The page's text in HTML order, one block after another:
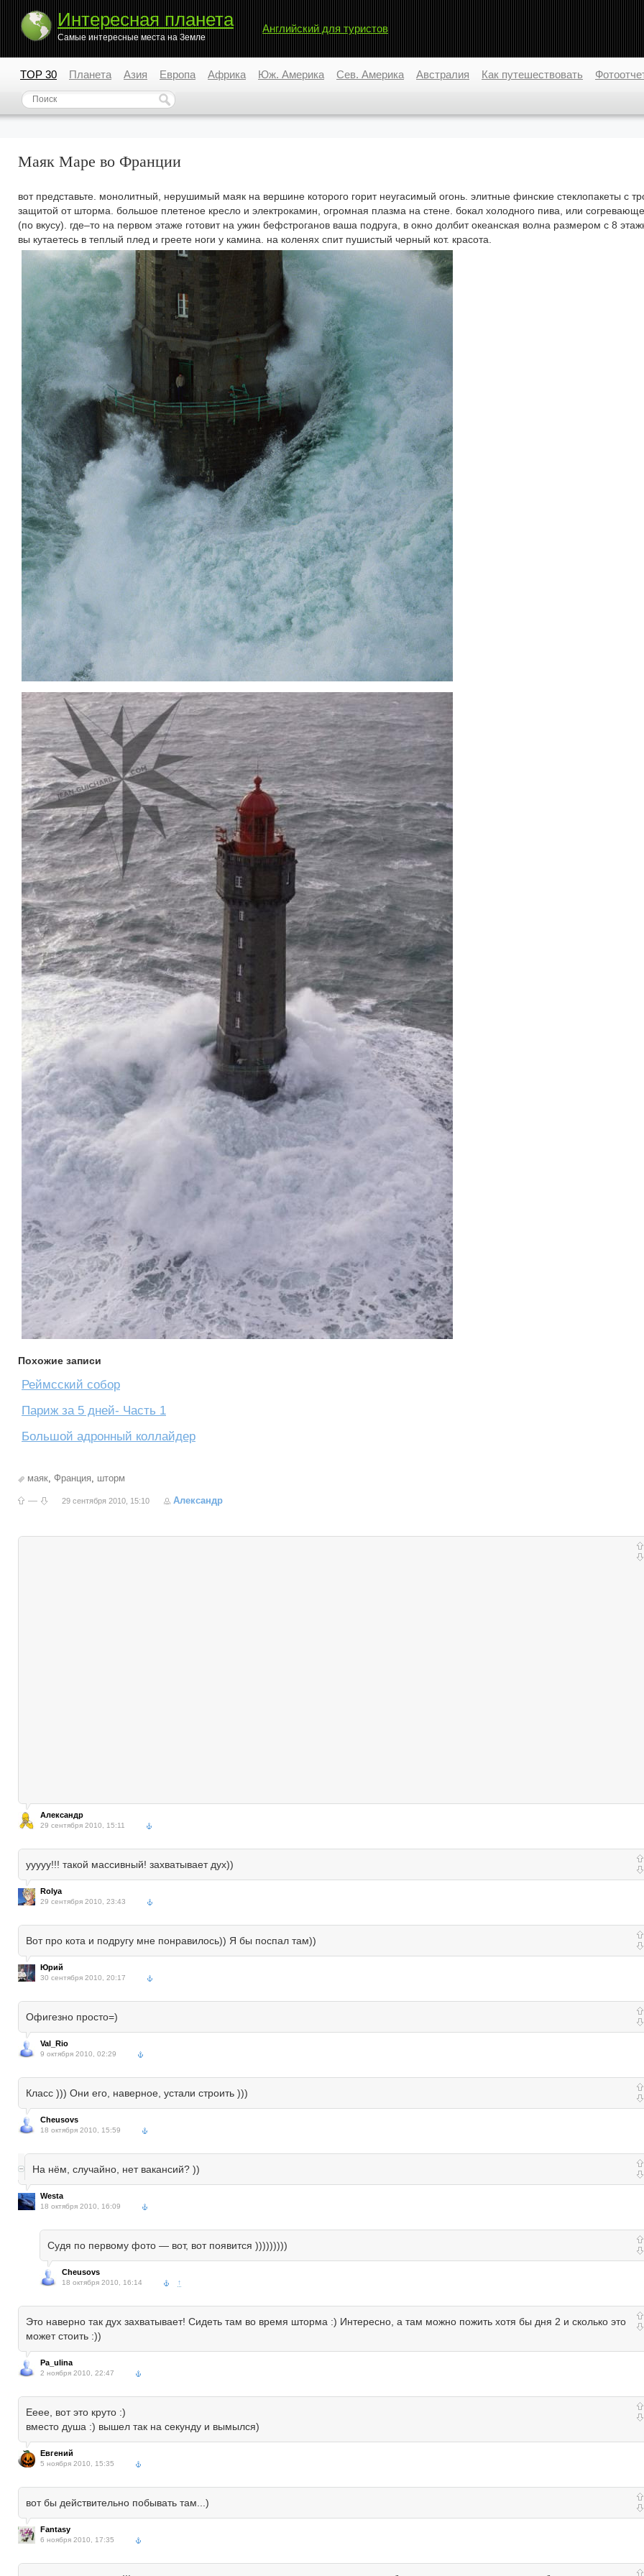
Интересная планета
Самые интересные места на Земле
Английский для туристов
TOP 30 Планета Азия Европа Африка Юж. Америка Сев. Америка Австралия Как путешествовать
Маяк Маре во Франции
вот представьте. монолитный, нерушимый маяк на вершине которого горит неугасимый огонь. элитные финские стеклопакеты с
защитой от шторма. большое плетеное кресло и электрокамин, огромная плазма на стене. бокал холодного пива, или
(по вкусу). где–то на первом этаже готовит на ужин бефстроганов ваша подруга, в окно долбит океанская волна размером с 8
вы кутаетесь в теплый плед и греете ноги у камина. на коленях спит пушистый черный кот. красота.
Похожие записи
Реймсский собор
Париж за 5 дней- Часть 1
Большой адронный коллайдер
маяк, Франция, шторм
— 29 сентября 2010, 15:10 Александр
Александр
29 сентября 2010, 15:11
ууууу!!! такой массивный! захватывает дух))
Rolya
29 сентября 2010, 23:43
Вот про кота и подругу мне понравилось)) Я бы поспал там))
Юрий
30 сентября 2010, 20:17
Офигезно просто=)
Val_Rio
9 октября 2010, 02:29
Класс ))) Они его, наверное, устали строить )))
Cheusovs
18 октября 2010, 15:59
На нём, случайно, нет вакансий? ))
Westa
18 октября 2010, 16:09
Судя по первому фото — вот, вот появится )))))))))
Cheusovs
18 октября 2010, 16:14 ↑
Это наверно так дух захватывает! Сидеть там во время шторма :) Интересно, а там можно пожить хотя бы дня 2 и сколько это
может стоить :))
Pa_ulina
2 ноября 2010, 22:47
Ееее, вот это круто :)
вместо душа :) вышел так на секунду и вымылся)
Евгений
5 ноября 2010, 15:35
вот бы действительно побывать там...)
Fantasy
6 ноября 2010, 17:35